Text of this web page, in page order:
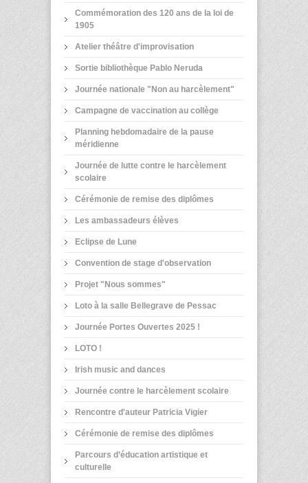
Commémoration des 120 ans de la loi de
1905
Atelier théâtre d'improvisation
Sortie bibliothèque Pablo Neruda
Journée nationale "Non au harcèlement"
Campagne de vaccination au collège
Planning hebdomadaire de la pause
méridienne
Journée de lutte contre le harcèlement
scolaire
Cérémonie de remise des diplômes
Les ambassadeurs élèves
Eclipse de Lune
Convention de stage d'observation
Projet "Nous sommes"
Loto à la salle Bellegrave de Pessac
Journée Portes Ouvertes 2025 !
LOTO !
Irish music and dances
Journée contre le harcèlement scolaire
Rencontre d'auteur Patricia Vigier
Cérémonie de remise des diplômes
Parcours d’éducation artistique et
culturelle